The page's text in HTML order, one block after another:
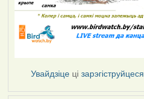
Увайдзіце цізарэгіструйцеся